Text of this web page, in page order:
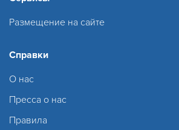
Размещение на сайте
Справки
О нас
Пресса о нас
Правила